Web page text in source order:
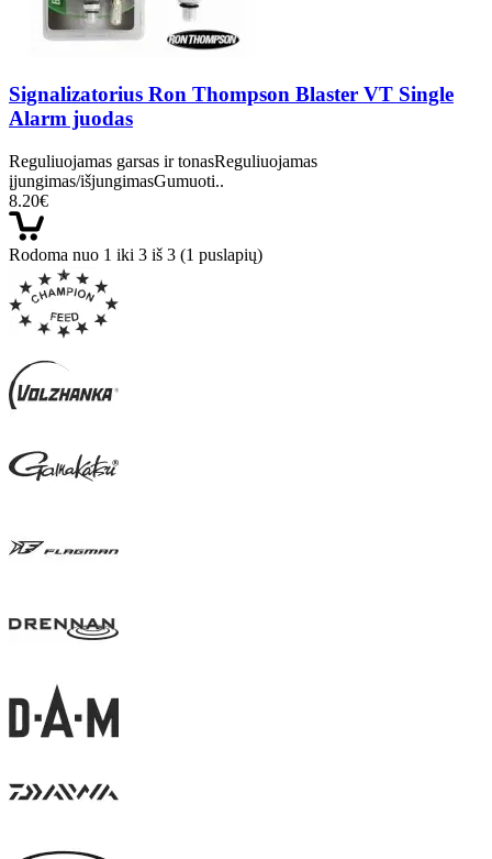
Signalizatorius Ron Thompson Blaster VT Single
Alarm juodas
Reguliuojamas garsas ir tonasReguliuojamas
įjungimas/išjungimasGumuoti..
8.20€
Rodoma nuo 1 iki 3 iš 3 (1 puslapių)